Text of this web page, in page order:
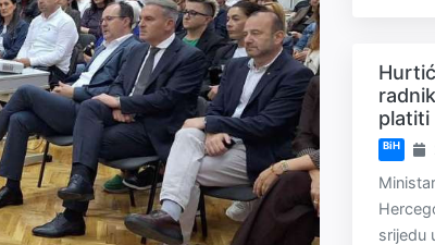
platiti
BiH
srijedu